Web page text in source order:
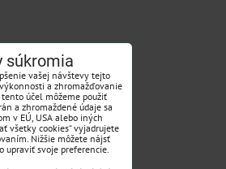
súkromia
vašej návštevy tejto
a zhromažďovanie
účel môžeme použiť
a zhromaždené údaje sa
v EÚ, USA alebo iných
všetky cookies“ vyjadrujete
Nižšie môžete nájsť
upraviť svoje preferencie.